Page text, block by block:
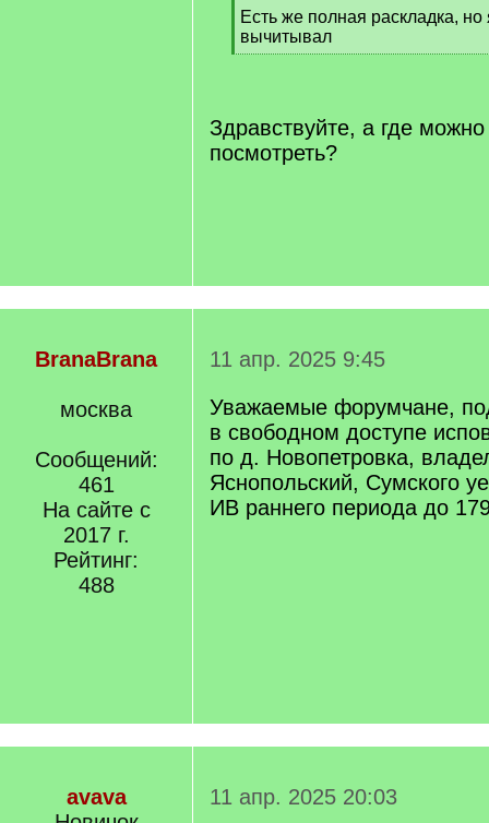
q
]
Есть же полная раскладка,
вычитывал
[
Здравствуйте, а где можно
посмотреть?
BranaBrana
москва
Сообщений:
461
На сайте с
2017 г.
Рейтинг:
488
11 апр. 2025 9:45
Уважаемые форумчане,
в свободном доступе
по д. Новопетровка,
Яснопольский, Сумского
ИВ раннего периода до
avava
11 апр. 2025 20:03